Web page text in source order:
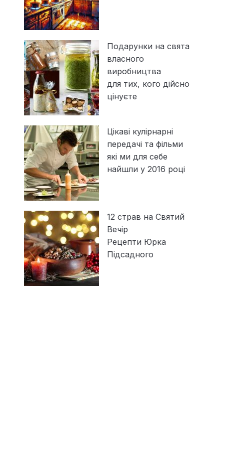
Подарунки на свята
власного
виробництва
для тих, кого дійсно
цінуєте
Цікаві кулірнарні
передачі та фільми
які ми для себе
найшли у 2016 році
12 страв на Святий
Вечір
Рецепти Юрка
Підсадного